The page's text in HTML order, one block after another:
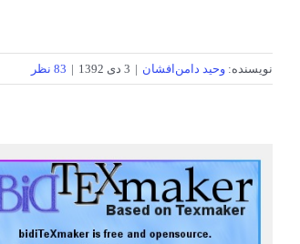
نویسنده: وحید دامن‌افشان | 3 دی 1392 | 83 نظر